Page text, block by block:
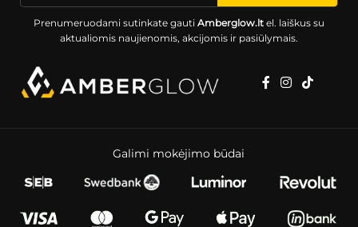
Prenumeruodami sutinkate gauti Amberglow.ltel. laiškus su
aktualiomis naujienomis, akcijomis ir pasiūlymais.
Galimi mokėjimo būdai